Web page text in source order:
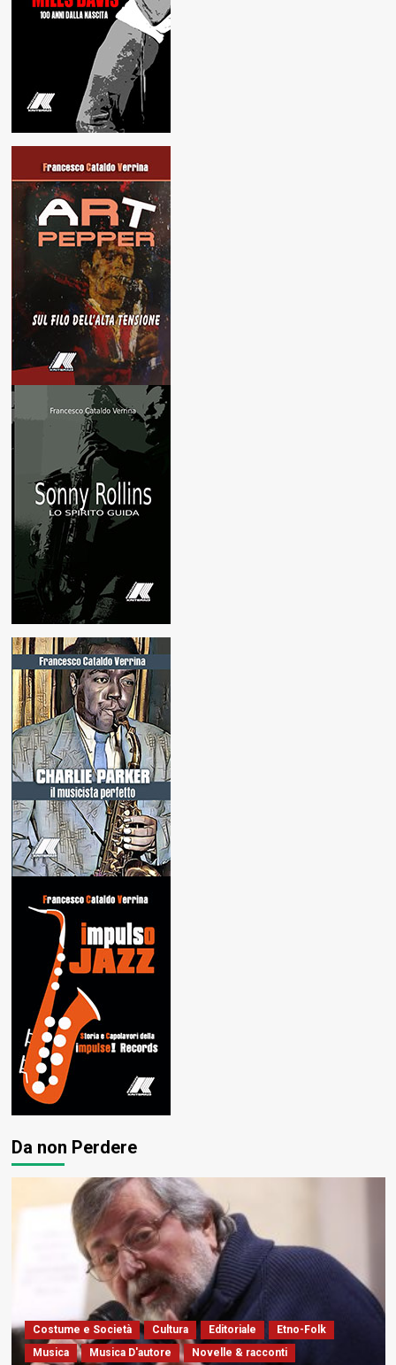
Da non Perdere
Costume e Società Cultura Editoriale
Etno-Folk
Musica
Musica D'autore
Novelle & racconti